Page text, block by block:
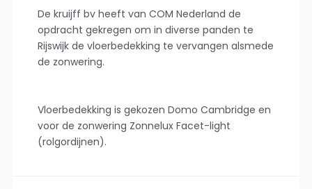
De kruijff bv heeft van COM Nederland de
opdracht gekregen om in diverse panden te
Rijswijk de vloerbedekking te vervangen alsmede
de zonwering.
Vloerbedekking is gekozen Domo Cambridge en
voor de zonwering Zonnelux Facet-light
(rolgordijnen).